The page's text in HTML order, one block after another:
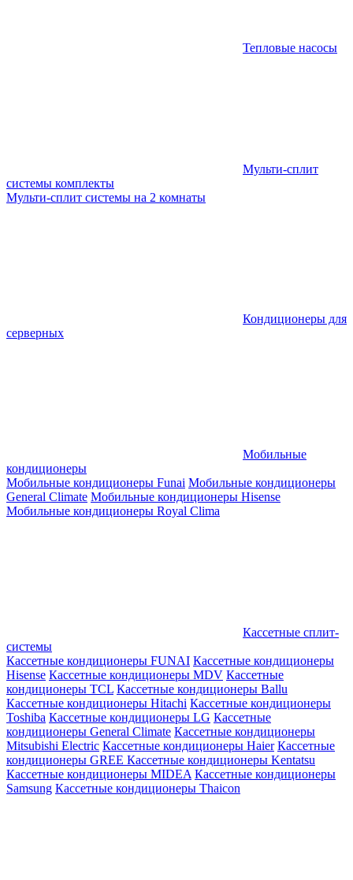
Тепловые насосы
Мульти-сплит
системы комплекты
Мульти-сплит системы на 2 комнаты
Кондиционеры для
серверных
Мобильные
кондиционеры
Мобильные кондиционеры Funai Мобильные кондиционеры
General Climate Мобильные кондиционеры Hisense
Мобильные кондиционеры Royal Clima
Кассетные сплит-
системы
Кассетные кондиционеры FUNAI Кассетные кондиционеры
Hisense Кассетные кондиционеры MDV Кассетные
кондиционеры TCL Кассетные кондиционеры Ballu
Кассетные кондиционеры Hitachi Кассетные кондиционеры
Toshiba Кассетные кондиционеры LG Кассетные
кондиционеры General Climate Кассетные кондиционеры
Mitsubishi Electric Кассетные кондиционеры Haier Кассетные
кондиционеры GREE Кассетные кондиционеры Kentatsu
Кассетные кондиционеры MIDEA Кассетные кондиционеры
Samsung Кассетные кондиционеры Thaicon